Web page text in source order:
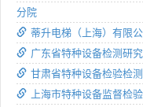
分院
蒂升电梯（上海）有限
广东省特种设备检测研
甘肃省特种设备检验检
上海市特种设备监督检